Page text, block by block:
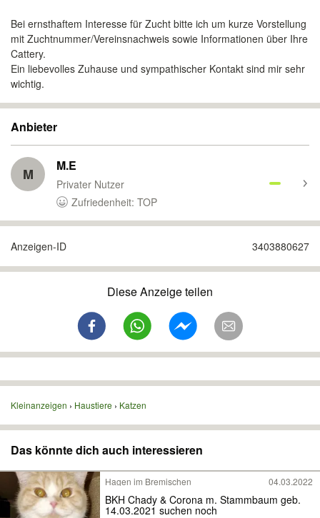
Bei ernsthaftem Interesse für Zucht bitte ich um kurze Vorstellung
mit Zuchtnummer/Vereinsnachweis sowie Informationen über Ihre
Cattery.
Ein liebevolles Zuhause und sympathischer Kontakt sind mir sehr
wichtig.
Anbieter
M M.E
Privater Nutzer
Zufriedenheit: TOP
Anzeigen-ID 3403880627
Diese Anzeige teilen
Kleinanzeigen Haustiere Katzen
Das könnte dich auch interessieren
Hagen im Bremischen 04.03.2022
BKH Chady & Corona m. Stammbaum geb.
14.03.2021 suchen noch